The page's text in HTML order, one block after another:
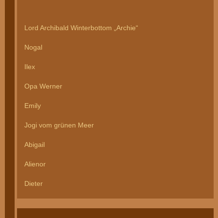
Lord Archibald Winterbottom „Archie“
Nogal
Ilex
Opa Werner
Emily
Jogi vom grünen Meer
Abigail
Alienor
Dieter